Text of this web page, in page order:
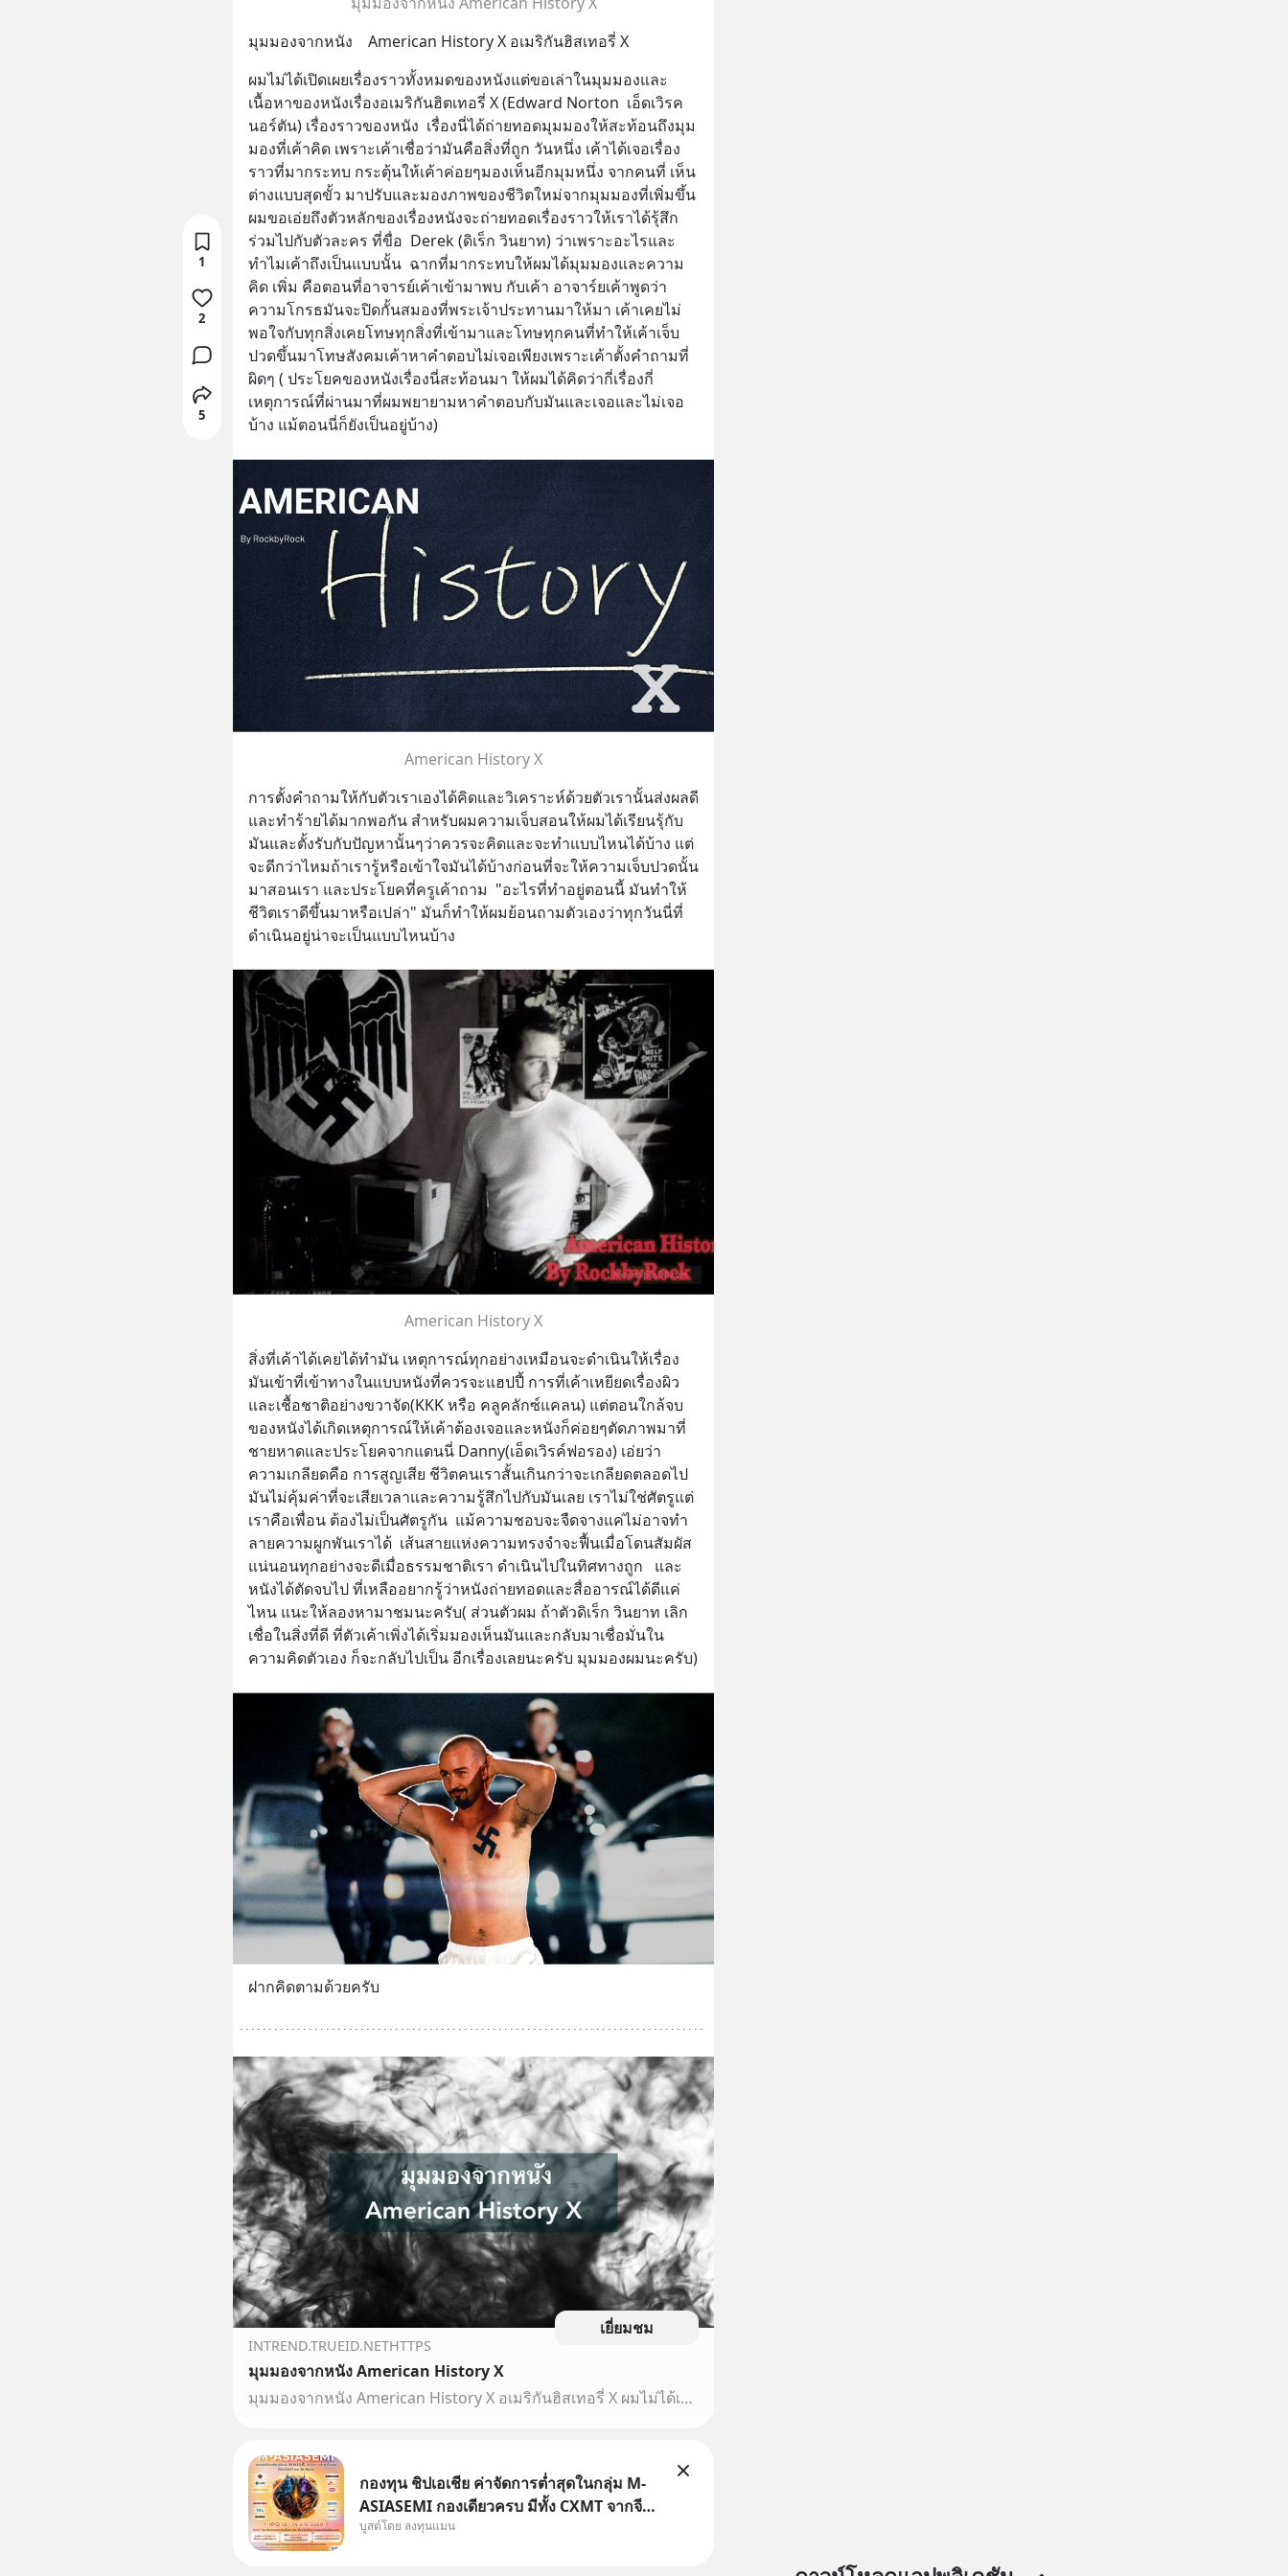
มุมมองจากหนัง    American History X อเมริกันฮิสเทอรี่ X
ผมไม่ได้เปิดเผยเรื่องราวทั้งหมดของหนังแต่ขอเล่าในมุมมองและ
เนื้อหาของหนังเรื่องอเมริกันฮิตเทอรี่ X (Edward Norton  เอ็ดเวิรค
นอร์ตัน) เรื่องราวของหนัง  เรื่องนี่ได้ถ่ายทอดมุมมองให้สะท้อนถึงมุม
มองที่เค้าคิด เพราะเค้าเชื่อว่ามันคือสิ่งที่ถูก วันหนึ่ง เค้าได้เจอเรื่อง
ราวที่มากระทบ กระตุ้นให้เค้าค่อยๆมองเห็นอีกมุมหนึ่ง จากคนที่ เห็น
ต่างแบบสุดขั้ว มาปรับและมองภาพของชีวิตใหม่จากมุมมองที่เพิ่มขึ้น
ผมขอเอ่ยถึงตัวหลักของเรื่องหนังจะถ่ายทอดเรื่องราวให้เราได้รุ้สึก
ร่วมไปกับตัวละคร ที่ขื่อ  Derek (ดิเร็ก วินยาท) ว่าเพราะอะไรและ
ทำไมเค้าถึงเป็นแบบนั้น  ฉากที่มากระทบให้ผมได้มุมมองและความ
คิด เพิ่ม คือตอนที่อาจารย์เค้าเข้ามาพบ กับเค้า อาจาร์ยเค้าพูดว่า
ความโกรธมันจะปิดกั้นสมองที่พระเจ้าประทานมาให้มา เค้าเคยไม่
พอใจกับทุกสิ่งเคยโทษทุกสิ่งที่เข้ามาและโทษทุกคนที่ทำให้เค้าเจ็บ
ปวดขึ้นมาโทษสังคมเค้าหาคำตอบไม่เจอเพียงเพราะเค้าตั้งคำถามที่
ผิดๆ ( ประโยคของหนังเรื่องนี่สะท้อนมา ให้ผมได้คิดว่ากี่เรื่องกี่
เหตุการณ์ที่ผ่านมาที่ผมพยายามหาคำตอบกับมันและเจอและไม่เจอ
บ้าง แม้ตอนนี่ก็ยังเป็นอยู่บ้าง)
American History X
การตั้งคำถามให้กับตัวเราเองได้คิดและวิเคราะห์ด้วยตัวเรานั้นส่งผลดี
และทําร้ายได้มากพอกัน สำหรับผมความเจ็บสอนให้ผมได้เรียนรุ้กับ
มันและตั้งรับกับปัญหานั้นๆว่าควรจะคิดและจะทำแบบไหนได้บ้าง แต่
จะดีกว่าไหมถ้าเรารู้หรือเข้าใจมันได้บ้างก่อนที่จะให้ความเจ็บปวดนั้น
มาสอนเรา และประโยคที่ครูเค้าถาม  "อะไรที่ทำอยู่ตอนนี้ มันทำให้
ชีวิตเราดีขึ้นมาหรือเปล่า" มันก็ทําให้ผมย้อนถามตัวเองว่าทุกวันนี่ที่
ดำเนินอยู่น่าจะเป็นแบบไหนบ้าง
American History X
สิ่งที่เค้าได้เคยได้ทำมัน เหตุการณ์ทุกอย่างเหมือนจะดำเนินให้เรื่อง
มันเข้าที่เข้าทางในแบบหนังที่ควรจะแฮปปี้ การที่เค้าเหยียดเรื่องผิว
และเชื้อชาติอย่างขวาจัด(KKK หรือ คลูคลักซ์แคลน) แต่ตอนใกล้จบ
ของหนังได้เกิดเหตุการณ์ให้เค้าต้องเจอและหนังก็ค่อยๆตัดภาพมาที่
ชายหาดและประโยคจากแดนนี่ Danny(เอ็ดเวิรค์ฟอรอง) เอ่ยว่า
ความเกลียดคือ การสูญเสีย ชีวิตคนเราสั้นเกินกว่าจะเกลียดตลอดไป
มันไม่คุ้มค่าที่จะเสียเวลาและความรู้สึกไปกับมันเลย เราไม่ใช่ศัตรูแต่
เราคือเพื่อน ต้องไม่เป็นศัตรูกัน  แม้ความชอบจะจืดจางแค่ไม่อาจทํา
ลายความผูกพันเราได้  เส้นสายแห่งความทรงจําจะฟื้นเมื่อโดนสัมผัส
แน่นอนทุกอย่างจะดีเมื่อธรรมชาติเรา ดําเนินไปในทิศทางถูก   และ
หนังได้ตัดจบไป ที่เหลืออยากรู้ว่าหนังถ่ายทอดและสื่ออารณ์ได้ดีแค่
ไหน แนะให้ลองหามาชมนะครับ( ส่วนตัวผม ถ้าตัวดิเร็ก วินยาท เลิก
เชื่อในสิ่งที่ดี ที่ตัวเค้าเพิ่งได้เริ่มมองเห็นมันและกลับมาเชื่อมั่นใน
ความคิดตัวเอง ก็จะกลับไปเป็น อีกเรื่องเลยนะครับ มุมมองผมนะครับ)
ฝากคิดตามด้วยครับ
เยี่ยมชม
INTREND.TRUEID.NETHTTPS
มุมมองจากหนัง American History X
มุมมองจากหนัง American History X อเมริกันฮิสเทอรี่ X ผมไม่ได้เปิดเผยเรื่องราวทั้งหมดของหนังแต่ขอเล่าในมุมมองและเนื้อหาของหนังเรื่องอเมริกันฮิตเทอรี่ X (Edward Nortonเอ็ดเวิรค นอร์ตัน)หนังที่ เรื่องนี
1
2
5
กองทุน ชิปเอเชีย ค่าจัดการต่ำสุดในกลุ่ม M-
ASIASEMI กองเดียวครบ มีทั้ง CXMT จากจีน
TSMC จากไต้หวัน SK Hynix จากเกาหลีใต้
บูสต์โดย ลงทุนแมน